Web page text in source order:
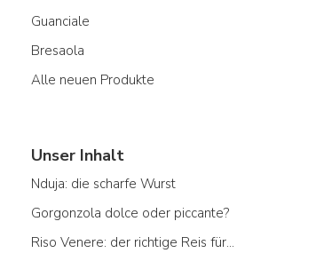
Guanciale
Bresaola
Alle neuen Produkte
Unser Inhalt
Nduja: die scharfe Wurst
Gorgonzola dolce oder piccante?
Riso Venere: der richtige Reis für...